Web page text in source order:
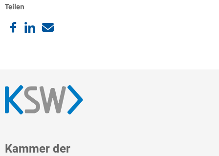
Teilen
Kammer der